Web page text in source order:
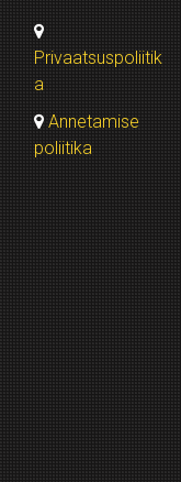
Privaatsuspoliitik
a
Annetamise
poliitika